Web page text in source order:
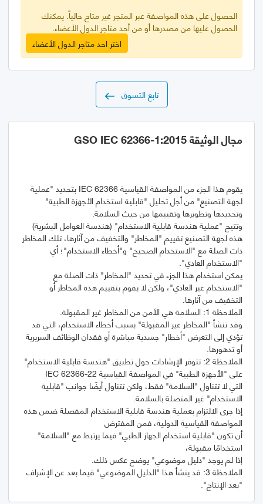
الحصول على هذه المواصفة عبر المتجر غير متاح حالياً. يمكنك
الحصول عليها من مصدرها أو من أحد متاجر الدول الأعضاء.
اختر احد متاجر الدول الأعضاء
تابع التسوق
مجال الوثيقة GSO IEC 62366-1:2015
يقوم هذا الجزء من المواصفة القياسية IEC 62366 بتحديد "عملية
لجهة التصنيع" من أجل تحليل "قابلية استخدام الأجهزة الطبية"
هذه لجهة التصنيع تقييم "المخاطر" والتخفيف من آثارها، تلك المخاطر
ذات الصلة مع "الاستخدام الصحيح" و"أخطاء الاستخدام"؛ أي
يمكن استخدام هذا الجزء في تحديد "المخاطر" ذات الصلة مع
"الاستخدام غير العادي"، ولكن لا يقوم بتقييم هذه المخاطر أو
وقد تنشأ "المخاطر غير المقبولة" بسبب أخطاء الاستخدام، التي قد
تؤدي إلى التعرض "أخطار" جسدية مباشرة أو فقدان الوظائف السريرية
الملاحظة 2: تتوفر الإرشادات حول تطبيق "هندسة قابلية الاستخدام"
التي لا تتناول "السلامة" فقط، ولكن تتناول أيضًا جوانب "قابلية
إذا جرى الالتزام بعملية هندسة قابلية الاستخدام المفصلة ضمن هذه
أن تكون "قابلية استخدام الجهاز الطبي" فيما يرتبط مع "السلامة"
الملاحظة 3: قد ينشأ هذا "الدليل الموضوعي" فيما بعد عن الإشراف
"بعد الإنتاج".